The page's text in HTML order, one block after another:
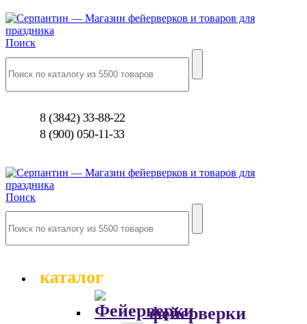
Поиск
8 (3842) 33-88-22
8 (900) 050-11-33
Поиск
каталог
фейерверки